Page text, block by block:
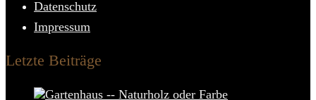
Datenschutz
Impressum
Letzte Beiträge